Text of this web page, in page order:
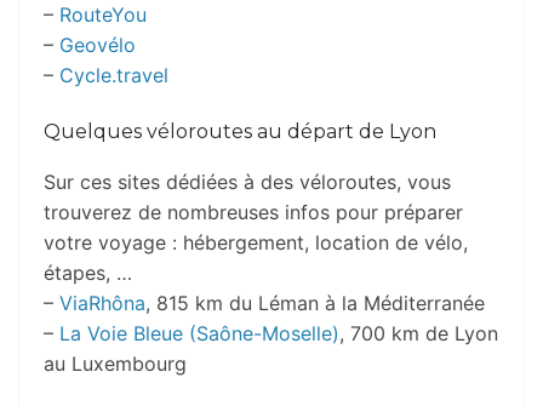
– RouteYou
– Geovélo
– Cycle.travel
Quelques véloroutes au départ de Lyon
Sur ces sites dédiées à des véloroutes, vous
trouverez de nombreuses infos pour préparer
votre voyage : hébergement, location de vélo,
étapes, …
– ViaRhôna, 815 km du Léman à la Méditerranée
– La Voie Bleue (Saône-Moselle), 700 km de Lyon
au Luxembourg